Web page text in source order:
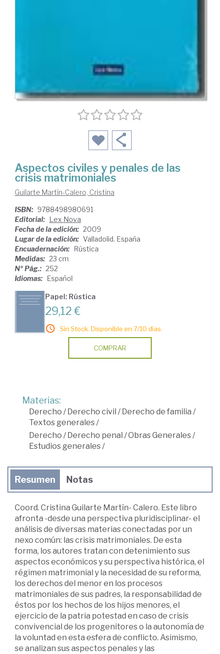
Aspectos civiles y penales de las
crisis matrimoniales
Guilarte Martín-Calero, Cristina
ISBN: 9788498980691
Editorial: Lex Nova
Fecha de la edición: 2009
Lugar de la edición: Valladolid. España
Encuadernación: Rústica
Medidas: 23 cm
Nº Pág.: 252
Idiomas: Español
Papel: Rústica
29,12 €
Sin Stock. Disponible en 7/10 días.
COMPRAR
Materias:
Derecho /Derecho civil /Derecho de familia /
Textos generales/
Derecho /Derecho penal /Obras Generales/
Estudios generales/
Resumen Notas
Coord. Cristina Guilarte Martín- Calero. Este libro
afronta -desde una perspectiva pluridisciplinar- el
análisis de diversas materias conectadas por un
nexo común: las crisis matrimoniales. De esta
forma, los autores tratan con detenimiento sus
aspectos económicos y su perspectiva histórica, el
régimen matrimonial y la necesidad de su reforma,
los derechos del menor en los procesos
matrimoniales de sus padres, la responsabilidad de
éstos por los hechos de los hijos menores, el
ejercicio de la patria potestad en caso de crisis
convivencial de los progenitores o la autonomía de
la voluntad en esta esfera de conflicto. Asimismo,
se analizan sus aspectos penales y las